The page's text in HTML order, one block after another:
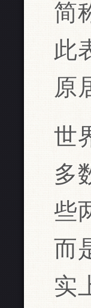
简
此
原
世
多
些
而
实